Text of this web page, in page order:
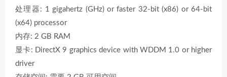
处理器: 1 gigahertz (GHz) or faster 32-bit (x86) or 64-bit
(x64) processor
内存: 2 GB RAM
显卡: DirectX 9 graphics device with WDDM 1.0 or higher
driver